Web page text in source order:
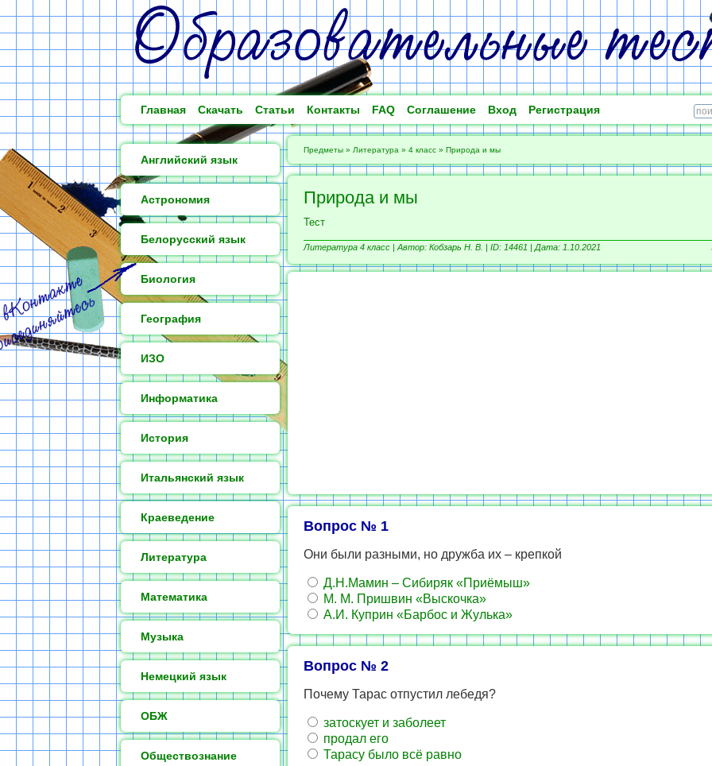
Главная Скачать Статьи Контакты FAQ Соглашение Вход Регистрация
Английский язык
Астрономия
Белорусский язык
Биология
География
ИЗО
Информатика
История
Итальянский язык
Краеведение
Литература
Математика
Музыка
Немецкий язык
ОБЖ
Обществознание
Предметы » Литература » 4 класс » Природа и мы
Природа и мы
Тест
Литература 4 класс | Автор: Кобзарь Н. В. | ID: 14461 | Дата: 1.10.2021
Вопрос № 1
Они были разными, но дружба их – крепкой
Д.Н.Мамин – Сибиряк «Приёмыш»
М. М. Пришвин «Выскочка»
А.И. Куприн «Барбос и Жулька»
Вопрос № 2
Почему Тарас отпустил лебедя?
затоскует и заболеет
продал его
Тарасу было всё равно